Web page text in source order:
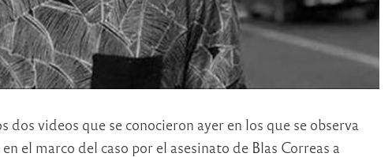
dos videos que se conocieron ayer en los que se observa
el marco del caso por el asesinato de Blas Correas a